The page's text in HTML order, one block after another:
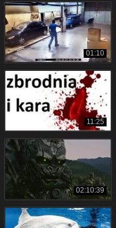
01:10
11:25
02:10:39